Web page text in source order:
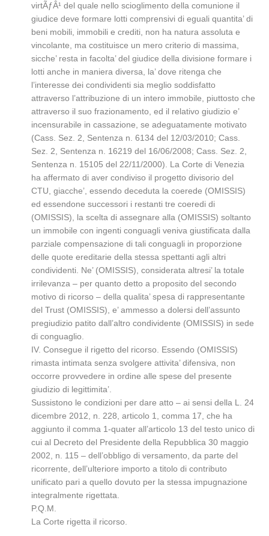
virtÃƒÂ¹ del quale nello scioglimento della comunione il
giudice deve formare lotti comprensivi di eguali quantita’ di
beni mobili, immobili e crediti, non ha natura assoluta e
vincolante, ma costituisce un mero criterio di massima,
sicche’ resta in facolta’ del giudice della divisione formare i
lotti anche in maniera diversa, la’ dove ritenga che
l’interesse dei condividenti sia meglio soddisfatto
attraverso l’attribuzione di un intero immobile, piuttosto che
attraverso il suo frazionamento, ed il relativo giudizio e’
incensurabile in cassazione, se adeguatamente motivato
(Cass. Sez. 2, Sentenza n. 6134 del 12/03/2010; Cass.
Sez. 2, Sentenza n. 16219 del 16/06/2008; Cass. Sez. 2,
Sentenza n. 15105 del 22/11/2000). La Corte di Venezia
ha affermato di aver condiviso il progetto divisorio del
CTU, giacche’, essendo deceduta la coerede (OMISSIS)
ed essendone successori i restanti tre coeredi di
(OMISSIS), la scelta di assegnare alla (OMISSIS) soltanto
un immobile con ingenti conguagli veniva giustificata dalla
parziale compensazione di tali conguagli in proporzione
delle quote ereditarie della stessa spettanti agli altri
condividenti. Ne’ (OMISSIS), considerata altresi’ la totale
irrilevanza – per quanto detto a proposito del secondo
motivo di ricorso – della qualita’ spesa di rappresentante
del Trust (OMISSIS), e’ ammesso a dolersi dell’assunto
pregiudizio patito dall’altro condividente (OMISSIS) in sede
di conguaglio.
IV. Consegue il rigetto del ricorso. Essendo (OMISSIS)
rimasta intimata senza svolgere attivita’ difensiva, non
occorre provvedere in ordine alle spese del presente
giudizio di legittimita’.
Sussistono le condizioni per dare atto – ai sensi della L. 24
dicembre 2012, n. 228, articolo 1, comma 17, che ha
aggiunto il comma 1-quater all’articolo 13 del testo unico di
cui al Decreto del Presidente della Repubblica 30 maggio
2002, n. 115 – dell’obbligo di versamento, da parte del
ricorrente, dell’ulteriore importo a titolo di contributo
unificato pari a quello dovuto per la stessa impugnazione
integralmente rigettata.
P.Q.M.
La Corte rigetta il ricorso.